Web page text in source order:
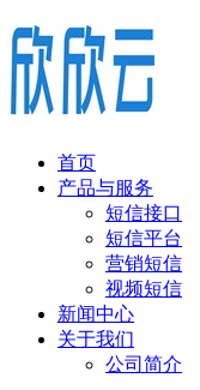
首页
产品与服务
短信接口
短信平台
营销短信
视频短信
新闻中心
关于我们
公司简介